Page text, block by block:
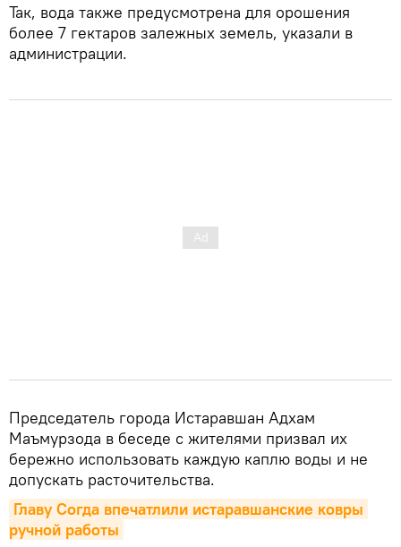
Так, вода также предусмотрена для орошения
более 7 гектаров залежных земель, указали в
администрации.
Председатель города Истаравшан Адхам
Маъмурзода в беседе с жителями призвал их
бережно использовать каждую каплю воды и не
допускать расточительства.
Главу Согда впечатлили истаравшанские ковры
ручной работы